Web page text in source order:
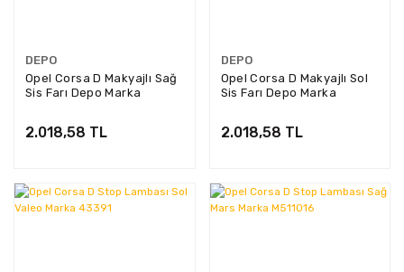
DEPO
Opel Corsa D Makyajlı Sağ
Sis Farı Depo Marka
2.018,58 TL
DEPO
Opel Corsa D Makyajlı Sol
Sis Farı Depo Marka
2.018,58 TL